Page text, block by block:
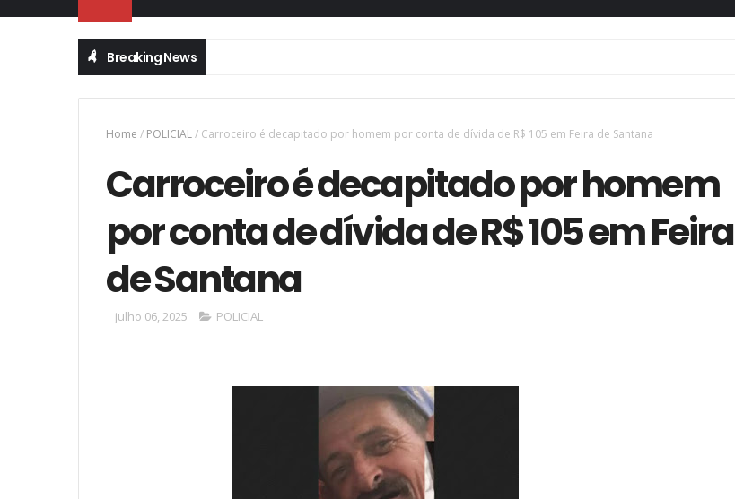
Breaking News
Home / POLICIAL/ Carroceiro é decapitado por homem por conta de dívida de R$ 105 em Feira de Santana
Carroceiro é decapitado por homem
por conta de dívida de R$ 105 em Feira
de Santana
julho 06, 2025 POLICIAL